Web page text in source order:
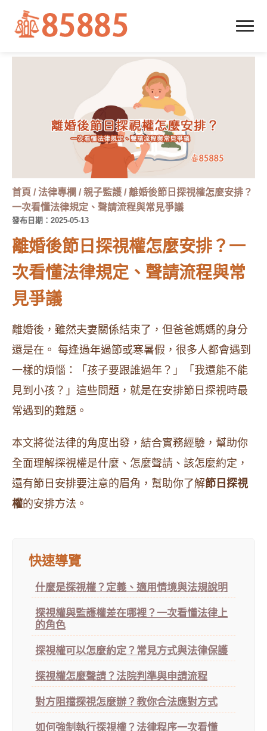
首頁 /法律專欄 /親子監護 /離婚後節日探視權怎麼安排？
一次看懂法律規定、聲請流程與常見爭議
發布日期：2025-05-13
離婚後節日探視權怎麼安排？一
次看懂法律規定、聲請流程與常
見爭議
離婚後，雖然夫妻關係結束了，但爸爸媽媽的身分
還是在。 每逢過年過節或寒暑假，很多人都會遇到
一樣的煩惱：「孩子要跟誰過年？」「我還能不能
見到小孩？」這些問題，就是在安排節日探視時最
常遇到的難題。
本文將從法律的角度出發，結合實務經驗，幫助你
全面理解探視權是什麼、怎麼聲請、該怎麼約定，
還有節日安排要注意的眉角，幫助你了解節日探視
權的安排方法。
快速導覽
什麼是探視權？定義、適用情境與法規說明
探視權與監護權差在哪裡？一次看懂法律上
的角色
探視權可以怎麼約定？常見方式與法律保護
探視權怎麼聲請？法院判準與申請流程
對方阻擋探視怎麼辦？教你合法應對方式
如何強制執行探視權？法律程序一次看懂